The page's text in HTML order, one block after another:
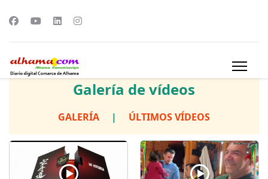
Galería de vídeos
GALERÍA | ÚLTIMOS VÍDEOS